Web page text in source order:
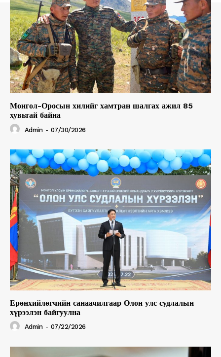
Монгол-Оросын хилийг хамтран шалгах ажил 85
хувьтай байна
Admin - 07/30/2026
Ерөнхийлөгчийн санаачилгаар Олон улс судлалын
хүрээлэн байгуулна
Admin - 07/22/2026